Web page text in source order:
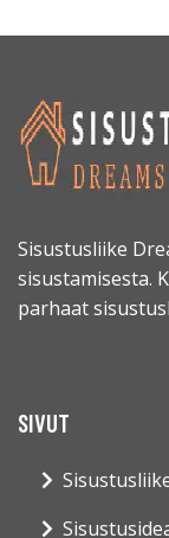
Sisustusliike
sisustamisesta.
parhaat
SIVUT